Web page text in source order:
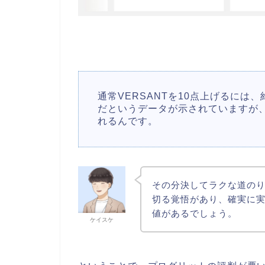
通常VERSANTを10点上げるには、
だというデータが示されていますが
れるんです。
ケイスケ
その分決してラクな道の
切る覚悟があり、確実に
値があるでしょう。